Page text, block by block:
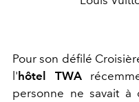
Pour son défilé
l'hôtel TWA
personne ne savait à